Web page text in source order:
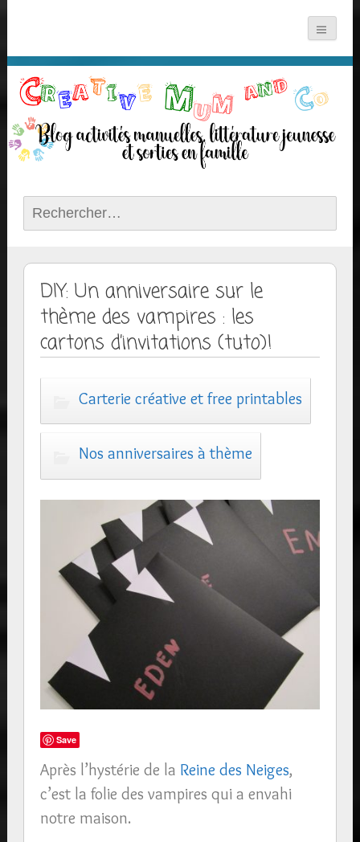
Rechercher :
DIY: Un anniversaire sur le
thème des vampires : les
cartons d’invitations (tuto)!
Carterie créative et free printables
Nos anniversaires à thème
Save
Après l’hystérie de la Reine des Neiges,
c’est la folie des vampires qui a envahi
notre maison.